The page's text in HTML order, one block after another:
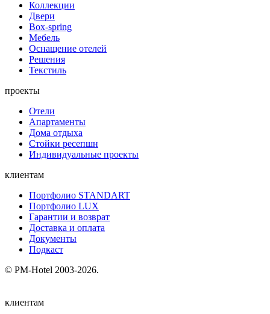
Коллекции
Двери
Box-spring
Мебель
Оснащение отелей
Решения
Текстиль
проекты
Отели
Апартаменты
Дома отдыха
Стойки ресепшн
Индивидуальные проекты
клиентам
Портфолио STANDART
Портфолио LUX
Гарантии и возврат
Доставка и оплата
Документы
Подкаст
© PM-Hotel 2003-2026.
клиентам